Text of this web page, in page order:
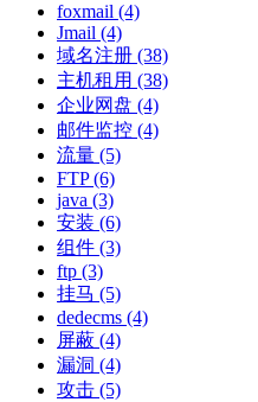
foxmail (4)
Jmail (4)
域名注册 (38)
主机租用 (38)
企业网盘 (4)
邮件监控 (4)
流量 (5)
FTP(6)
java (3)
安装 (6)
组件 (3)
ftp (3)
挂马 (5)
dedecms (4)
屏蔽 (4)
漏洞 (4)
攻击 (5)